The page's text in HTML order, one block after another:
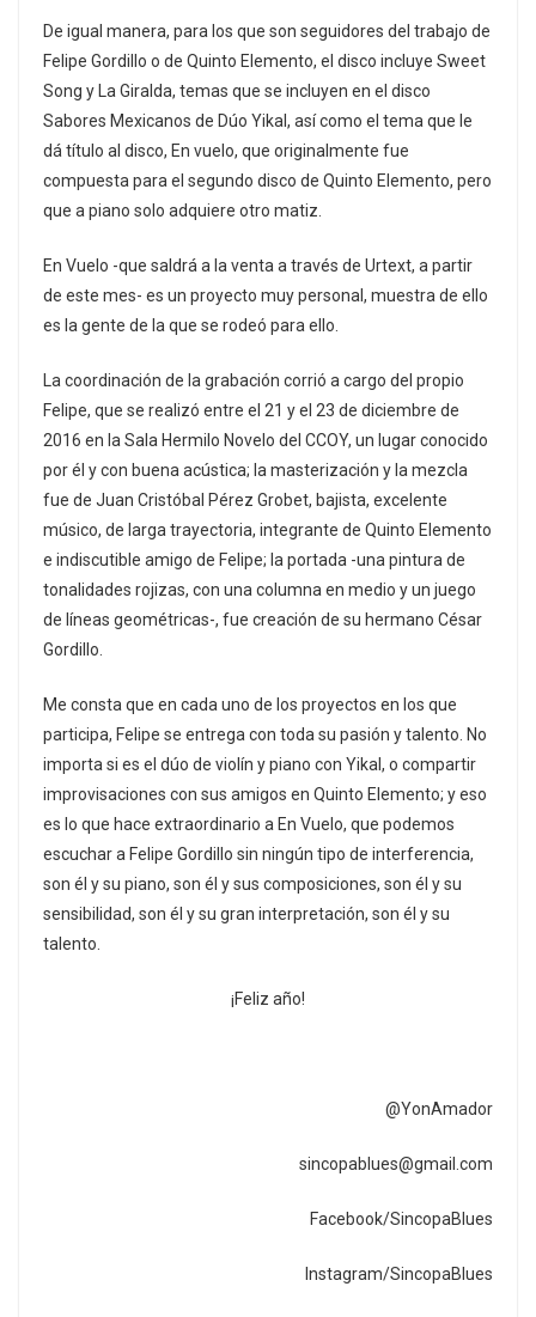
De igual manera, para los que son seguidores del trabajo de
Felipe Gordillo o de Quinto Elemento, el disco incluye Sweet
Song y La Giralda, temas que se incluyen en el disco
Sabores Mexicanos de Dúo Yikal, así como el tema que le
dá título al disco, En vuelo, que originalmente fue
compuesta para el segundo disco de Quinto Elemento, pero
que a piano solo adquiere otro matiz.
En Vuelo -que saldrá a la venta a través de Urtext, a partir
de este mes- es un proyecto muy personal, muestra de ello
es la gente de la que se rodeó para ello.
La coordinación de la grabación corrió a cargo del propio
Felipe, que se realizó entre el 21 y el 23 de diciembre de
2016 en la Sala Hermilo Novelo del CCOY, un lugar conocido
por él y con buena acústica; la masterización y la mezcla
fue de Juan Cristóbal Pérez Grobet, bajista, excelente
músico, de larga trayectoria, integrante de Quinto Elemento
e indiscutible amigo de Felipe; la portada -una pintura de
tonalidades rojizas, con una columna en medio y un juego
de líneas geométricas-, fue creación de su hermano César
Gordillo.
Me consta que en cada uno de los proyectos en los que
participa, Felipe se entrega con toda su pasión y talento. No
importa si es el dúo de violín y piano con Yikal, o compartir
improvisaciones con sus amigos en Quinto Elemento; y eso
es lo que hace extraordinario a En Vuelo, que podemos
escuchar a Felipe Gordillo sin ningún tipo de interferencia,
son él y su piano, son él y sus composiciones, son él y su
sensibilidad, son él y su gran interpretación, son él y su
talento.
¡Feliz año!
@YonAmador
sincopablues@gmail.com
Facebook/SincopaBlues
Instagram/SincopaBlues